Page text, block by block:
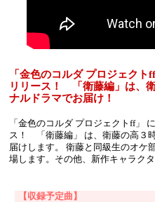
「金色のコルダ プロジェク
リリース！ 「衛藤編」は、
ナルドラマでお届け！
「金色のコルダ プロジェクトff」
ス！ 「衛藤編」 は、衛藤の高３
届けします。 衛藤と同級生のオケ
場します。その他、新作キャラク
【収録予定曲】